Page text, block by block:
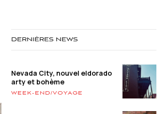
DERNIÈRES NEWS
Nevada City, nouvel eldorado
arty et bohème
WEEK-END/VOYAGE